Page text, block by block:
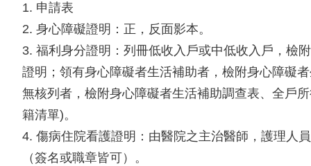
1. 申請表
2. 身心障礙證明：正，反面影本。
3. 福利身分證明：列冊低收入戶或中低收入戶，檢
證明；領有身心障礙者生活補助者，檢附身心障礙
無核列者，檢附身心障礙者生活補助調查表、全戶
籍清單)。
4. 傷病住院看護證明：由醫院之主治醫師，護理人
（簽名或職章皆可）。